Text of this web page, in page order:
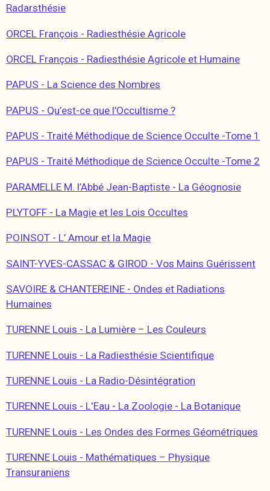
Radarsthésie
ORCEL François - Radiesthésie Agricole
ORCEL François - Radiesthésie Agricole et Humaine
PAPUS - La Science des Nombres
PAPUS - Qu’est-ce que l’Occultisme ?
PAPUS - Traité Méthodique de Science Occulte -Tome 1
PAPUS - Traité Méthodique de Science Occulte -Tome 2
PARAMELLE M. l’Abbé Jean-Baptiste - La Géognosie
PLYTOFF - La Magie et les Lois Occultes
POINSOT - L’ Amour et la Magie
SAINT-YVES-CASSAC & GIROD - Vos Mains Guérissent
SAVOIRE & CHANTEREINE - Ondes et Radiations
Humaines
TURENNE Louis - La Lumière – Les Couleurs
TURENNE Louis - La Radiesthésie Scientifique
TURENNE Louis - La Radio-Désintégration
TURENNE Louis - L'Eau - La Zoologie - La Botanique
TURENNE Louis - Les Ondes des Formes Géométriques
TURENNE Louis - Mathématiques – Physique
Transuraniens